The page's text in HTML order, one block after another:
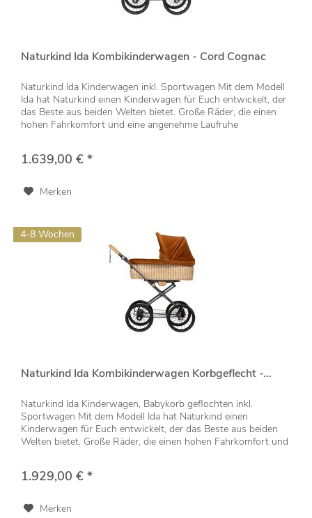
Naturkind Ida Kombikinderwagen - Cord Cognac
Naturkind Ida Kinderwagen inkl. Sportwagen Mit dem Modell
Ida hat Naturkind einen Kinderwagen für Euch entwickelt, der
das Beste aus beiden Welten bietet. Große Räder, die einen
hohen Fahrkomfort und eine angenehme Laufruhe
1.639,00 € *
Merken
4-8 Wochen
Naturkind Ida Kombikinderwagen Korbgeflecht -...
Naturkind Ida Kinderwagen, Babykorb geflochten inkl.
Sportwagen Mit dem Modell Ida hat Naturkind einen
Kinderwagen für Euch entwickelt, der das Beste aus beiden
Welten bietet. Große Räder, die einen hohen Fahrkomfort und
1.929,00 € *
Merken